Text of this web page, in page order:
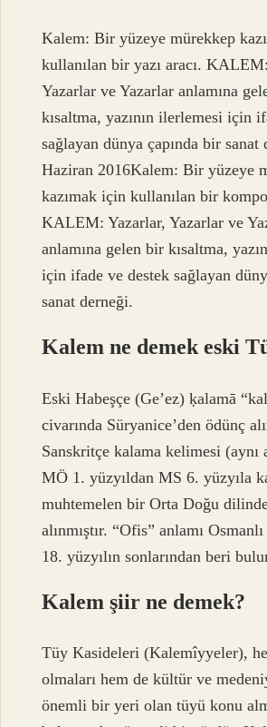
Kalem: Bir yüzeye mürekkep
kullanılan bir yazı aracı.
Yazarlar ve Yazarlar anlamına
kısaltma, yazının ilerlemesi için
sağlayan dünya çapında bir sanat
Haziran 2016Kalem: Bir yüzeye
kazımak için kullanılan bir
KALEM: Yazarlar, Yazarlar ve
anlamına gelen bir kısaltma,
için ifade ve destek sağlayan
sanat derneği.
Kalem ne demek eski
Eski Habeşçe (Ge’ez) ḳalamā
civarında Süryanice’den ödünç
Sanskritçe kalama kelimesi (aynı
MÖ 1. yüzyıldan MS 6. yüzyıla
muhtemelen bir Orta Doğu
alınmıştır. “Ofis” anlamı
18. yüzyılın sonlarından beri
Kalem şiir ne demek?
Tüy Kasideleri (Kalemîyyeler),
olmaları hem de kültür ve
önemli bir yeri olan tüyü konu